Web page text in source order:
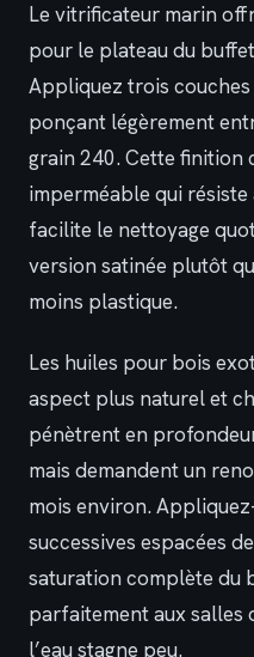
Le vitrificateur marin
pour le plateau du
Appliquez trois couches
ponçant légèrement
grain 240. Cette finition
imperméable qui
facilite le nettoyage
version satinée plutôt
moins plastique.
Les huiles pour bois
aspect plus naturel et
pénètrent en
mais demandent un
mois environ.
successives espacées
saturation complète du
parfaitement aux salles
l’eau stagne peu.